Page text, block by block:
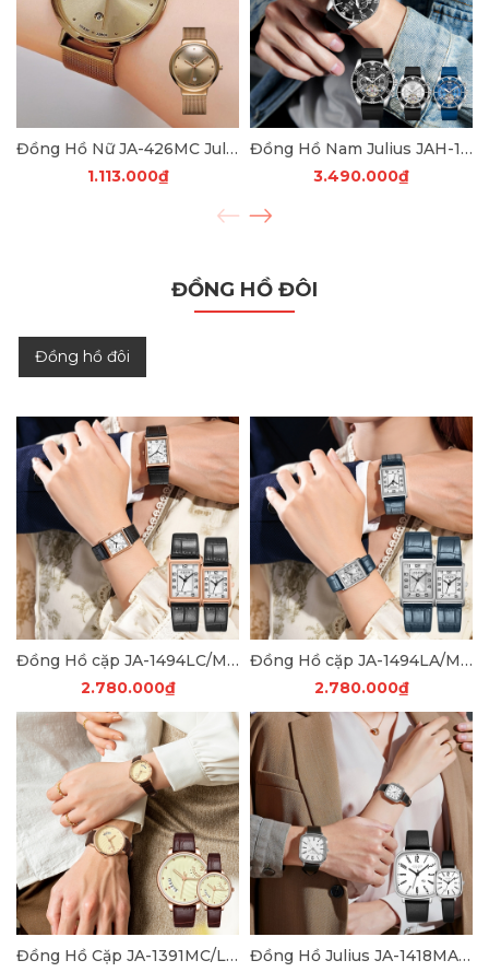
Đồng Hồ Nữ JA-426MC Julius Hàn Quốc Dây Thép (Nâu)
1.113.000₫
Đồng Hồ Nam Julius JAH-153 Cơ ( 3 Màu )
3.490.000₫
ĐỒNG HỒ ĐÔI
Đồng hồ đôi
Đồng Hồ cặp JA-1494LC/MC Julius Hàn Quốc Dây Da (Đen)
2.780.000₫
Đồng Hồ cặp JA-1494LA/MA Julius Hàn Quốc Dây Da (Xanh)
2.780.000₫
Đồng Hồ Cặp JA-1391MC/LC Julius Hàn Quốc Dây Da
Đồng Hồ Julius JA-1418MA/LA Hàn Quốc Dây Da ( Đen Mặt Trắng)